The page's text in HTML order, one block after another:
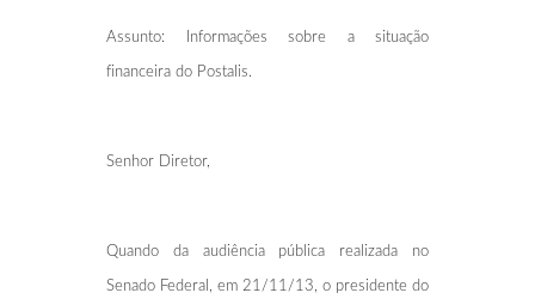
Assunto: Informações sobre a situação
financeira do Postalis.
Senhor Diretor,
Quando da audiência pública realizada no
Senado Federal, em 21/11/13, o presidente do